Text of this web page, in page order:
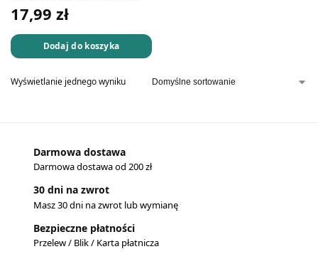
17,99 zł
Dodaj do koszyka
Wyświetlanie jednego wyniku
Darmowa dostawa
Darmowa dostawa od 200 zł
30 dni na zwrot
Masz 30 dni na zwrot lub wymianę
Bezpieczne płatności
Przelew / Blik / Karta płatnicza